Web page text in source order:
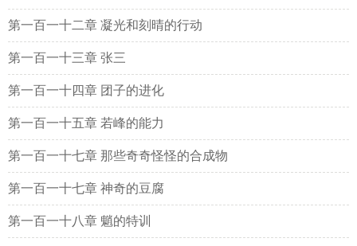
第一百一十二章 凝光和刻晴的行动
第一百一十三章 张三
第一百一十四章 团子的进化
第一百一十五章 若峰的能力
第一百一十七章 那些奇奇怪怪的合成物
第一百一十七章 神奇的豆腐
第一百一十八章 魈的特训